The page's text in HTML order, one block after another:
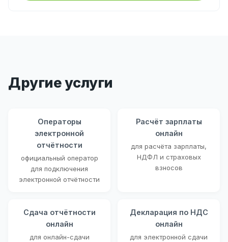
Другие услуги
Операторы
электронной
отчётности
официальный оператор
для подключения
электронной отчётности
Расчёт зарплаты
онлайн
для расчёта зарплаты,
НДФЛ и страховых
взносов
Сдача отчётности
онлайн
для онлайн-сдачи
Декларация по НДС
онлайн
для электронной сдачи